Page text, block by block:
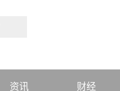
资讯 财经